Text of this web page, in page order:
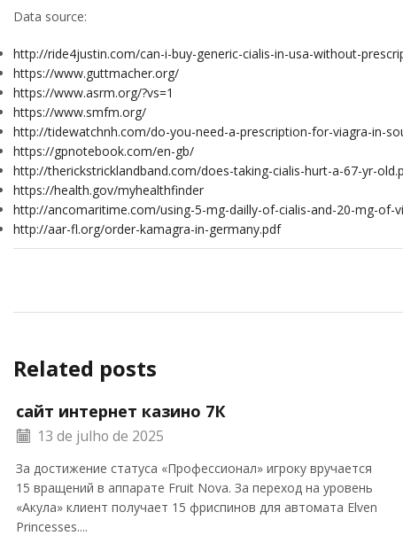
Data source:
http://ride4justin.com/can-i-buy-generic-cialis-in-usa-without-
https://www.guttmacher.org/
https://www.asrm.org/?vs=1
https://www.smfm.org/
http://tidewatchnh.com/do-you-need-a-prescription-for-viagra-in-
https://gpnotebook.com/en-gb/
http://therickstricklandband.com/does-taking-cialis-hurt-a-67-yr-
https://health.gov/myhealthfinder
http://ancomaritime.com/using-5-mg-dailly-of-cialis-and-20-mg-of-
http://aar-fl.org/order-kamagra-in-germany.pdf
Related posts
сайт интернет казино 7К
13 de julho de 2025
За достижение статуса «Профессионал» игроку вручается
15 вращений в аппарате Fruit Nova. За переход на уровень
«Акула» клиент получает 15 фриспинов для автомата Elven
Princesses....